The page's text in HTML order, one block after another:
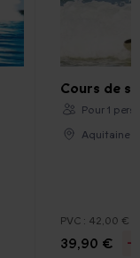
Cours de
Pour 1
Aquitaine -
PVC : 42,00 €
39,90 € -